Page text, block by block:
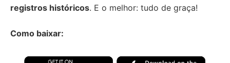
registros históricos. E o melhor: tudo de graça!
Como baixar: